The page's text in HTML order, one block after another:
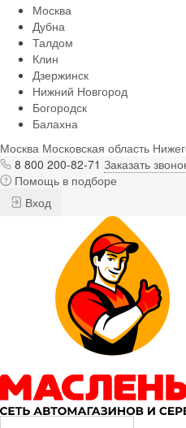
Москва
Дубна
Талдом
Клин
Дзержинск
Нижний Новгород
Богородск
Балахна
Москва Московская область
8 800 200-82-71 Заказать
Помощь в подборе
Вход